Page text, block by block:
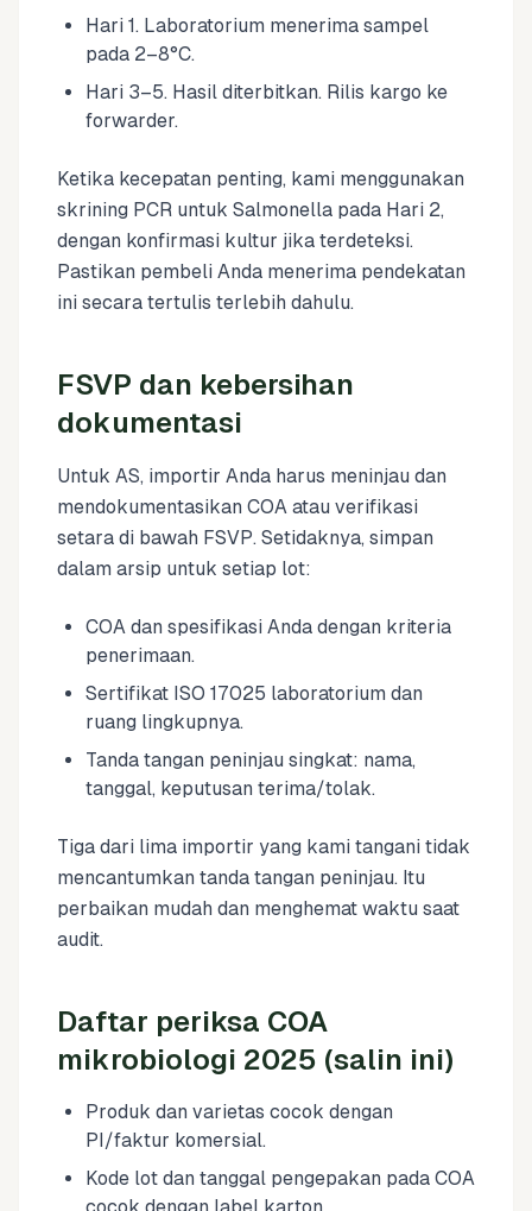
Hari 1. Laboratorium menerima sampel
pada 2–8°C.
Hari 3–5. Hasil diterbitkan. Rilis kargo ke
forwarder.
Ketika kecepatan penting, kami menggunakan
skrining PCR untuk Salmonella pada Hari 2,
dengan konfirmasi kultur jika terdeteksi.
Pastikan pembeli Anda menerima pendekatan
ini secara tertulis terlebih dahulu.
FSVP dan kebersihan
dokumentasi
Untuk AS, importir Anda harus meninjau dan
mendokumentasikan COA atau verifikasi
setara di bawah FSVP. Setidaknya, simpan
dalam arsip untuk setiap lot:
COA dan spesifikasi Anda dengan kriteria
penerimaan.
Sertifikat ISO 17025 laboratorium dan
ruang lingkupnya.
Tanda tangan peninjau singkat: nama,
tanggal, keputusan terima/tolak.
Tiga dari lima importir yang kami tangani tidak
mencantumkan tanda tangan peninjau. Itu
perbaikan mudah dan menghemat waktu saat
audit.
Daftar periksa COA
mikrobiologi 2025 (salin ini)
Produk dan varietas cocok dengan
PI/faktur komersial.
Kode lot dan tanggal pengepakan pada COA
cocok dengan label karton.